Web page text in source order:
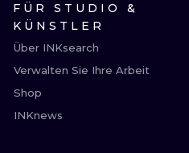
FÜR STUDIO &
KÜNSTLER
Über INKsearch
Verwalten Sie Ihre Arbeit
Shop
INKnews